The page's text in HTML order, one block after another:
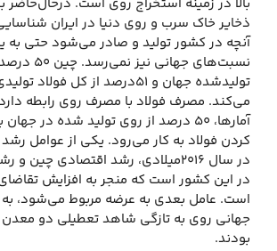
ذخایر خاک سرب و روی دنیا در ایران
آنچه در کشور تولید و صادر می‌شود حتی
نسبت‌های
تولیدشده جهان و ۵۱درصد از کل
می‌کند. مصرف فولاد با مصرف روی رابطه
آمارها، ۵۰ درصد از روی تولید شده در
کردن فولاد به کار می‌رود. یکی از عوامل
در سال ۲۰۱۶میلادی، رشد اقتصادی
در این کشور است که منجر به افزایش
است. عامل بعدی به عرضه مربوط می‌شود،
جهانی روی به تازگی شاهد تعطیلی دو معدن
بودند.